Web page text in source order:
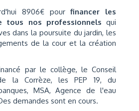
8906€ pourfinancer les
tous nos professionnels qui
dans la poursuite du jardin, les
de la cour et la création
par le collège, le Conseil
la Corrèze, les PEP 19, du
MSA, Agence de l'eau
demandes sont en cours.